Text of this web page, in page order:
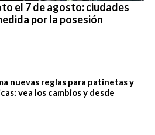
el 7 de agosto: ciudades
por la posesión
nuevas reglas para patinetas y
vea los cambios y desde